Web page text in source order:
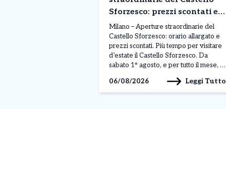
Sforzesco: prezzi scontati e
orario alargato. Ecco
l’offerta speciale di Agosto
Milano – Aperture straordinarie del
Castello Sforzesco: orario allargato e
prezzi scontati. Più tempo per visitare
d’estate il Castello Sforzesco. Da
sabato 1° agosto, e per tutto il mese, il
giorno fino alle 19:30, con
un’estensione di due ore rispetto al
06/08/2026 Leggi Tutto